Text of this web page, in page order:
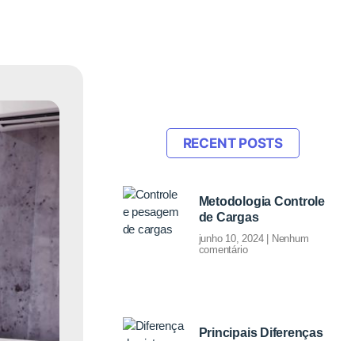
RECENT POSTS
Metodologia Controle
de Cargas
junho 10, 2024
Nenhum
comentário
Principais Diferenças